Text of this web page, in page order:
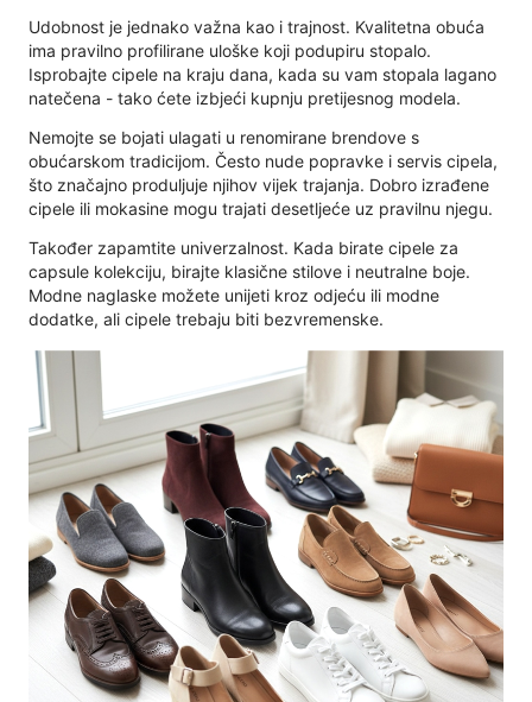
Udobnost je jednako važna kao i trajnost. Kvalitetna obuća
ima pravilno profilirane uloške koji podupiru stopalo.
Isprobajte cipele na kraju dana, kada su vam stopala lagano
natečena - tako ćete izbjeći kupnju pretijesnog modela.
Nemojte se bojati ulagati u renomirane brendove s
obućarskom tradicijom. Često nude popravke i servis cipela,
što značajno produljuje njihov vijek trajanja. Dobro izrađene
cipele ili mokasine mogu trajati desetljeće uz pravilnu njegu.
Također zapamtite univerzalnost. Kada birate cipele za
capsule kolekciju, birajte klasične stilove i neutralne boje.
Modne naglaske možete unijeti kroz odjeću ili modne
dodatke, ali cipele trebaju biti bezvremenske.